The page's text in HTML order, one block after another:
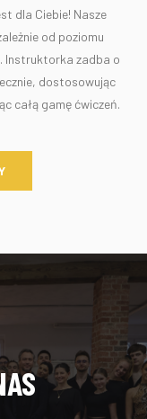
dla Ciebie! Nasze
od poziomu
Instruktorka zadba o
dostosowując
całą gamę ćwiczeń.